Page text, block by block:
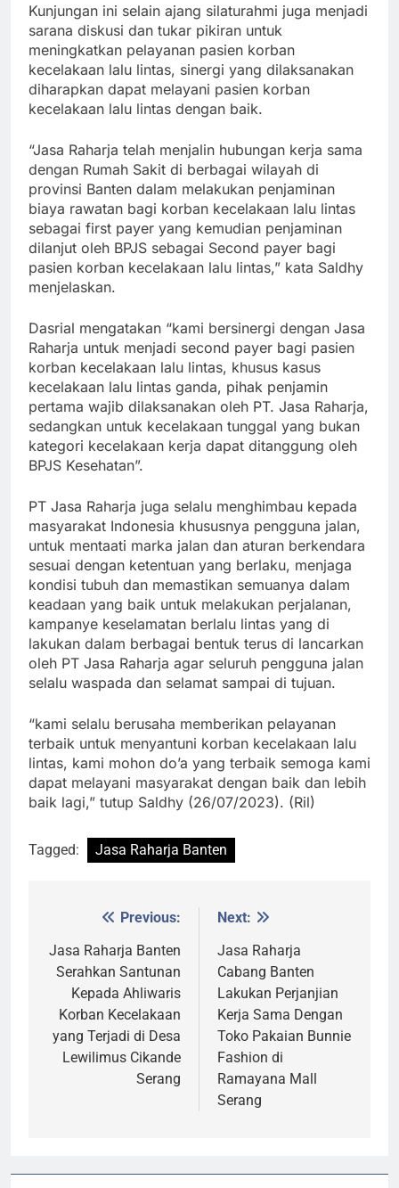
Kunjungan ini selain ajang silaturahmi juga menjadi
sarana diskusi dan tukar pikiran untuk
meningkatkan pelayanan pasien korban
kecelakaan lalu lintas, sinergi yang dilaksanakan
diharapkan dapat melayani pasien korban
kecelakaan lalu lintas dengan baik.
“Jasa Raharja telah menjalin hubungan kerja sama
dengan Rumah Sakit di berbagai wilayah di
provinsi Banten dalam melakukan penjaminan
biaya rawatan bagi korban kecelakaan lalu lintas
sebagai first payer yang kemudian penjaminan
dilanjut oleh BPJS sebagai Second payer bagi
pasien korban kecelakaan lalu lintas,” kata Saldhy
menjelaskan.
Dasrial mengatakan “kami bersinergi dengan Jasa
Raharja untuk menjadi second payer bagi pasien
korban kecelakaan lalu lintas, khusus kasus
kecelakaan lalu lintas ganda, pihak penjamin
pertama wajib dilaksanakan oleh PT. Jasa Raharja,
sedangkan untuk kecelakaan tunggal yang bukan
kategori kecelakaan kerja dapat ditanggung oleh
BPJS Kesehatan”.
PT Jasa Raharja juga selalu menghimbau kepada
masyarakat Indonesia khususnya pengguna jalan,
untuk mentaati marka jalan dan aturan berkendara
sesuai dengan ketentuan yang berlaku, menjaga
kondisi tubuh dan memastikan semuanya dalam
keadaan yang baik untuk melakukan perjalanan,
kampanye keselamatan berlalu lintas yang di
lakukan dalam berbagai bentuk terus di lancarkan
oleh PT Jasa Raharja agar seluruh pengguna jalan
selalu waspada dan selamat sampai di tujuan.
“kami selalu berusaha memberikan pelayanan
terbaik untuk menyantuni korban kecelakaan lalu
lintas, kami mohon do’a yang terbaik semoga kami
dapat melayani masyarakat dengan baik dan lebih
baik lagi,” tutup Saldhy (26/07/2023). (Ril)
Tagged: Jasa Raharja Banten
navigation
Previous:
Jasa Raharja Banten
Serahkan Santunan
Kepada Ahliwaris
Korban Kecelakaan
yang Terjadi di Desa
Lewilimus Cikande
Serang
Next:
Jasa Raharja
Cabang Banten
Lakukan Perjanjian
Kerja Sama Dengan
Toko Pakaian Bunnie
Fashion di
Ramayana Mall
Serang